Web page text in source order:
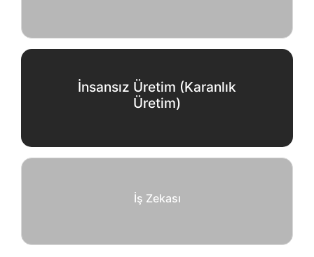
İnsansız Üretim (Karanlık
Üretim)
İş Zekası